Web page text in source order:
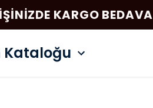
KARGO BEDAVA
Kataloğu